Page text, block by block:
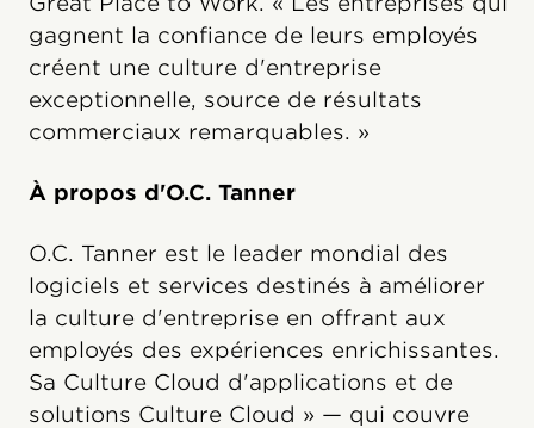
gagnent la confiance de leurs employés
créent une culture d'entreprise
exceptionnelle, source de résultats
commerciaux remarquables. »
À propos d'O.C. Tanner
O.C. Tanner est le leader mondial des
logiciels et services destinés à améliorer
la culture d'entreprise en offrant aux
employés des expériences enrichissantes.
Sa Culture Cloud d'applications et de
solutions Culture Cloud » — qui couvre